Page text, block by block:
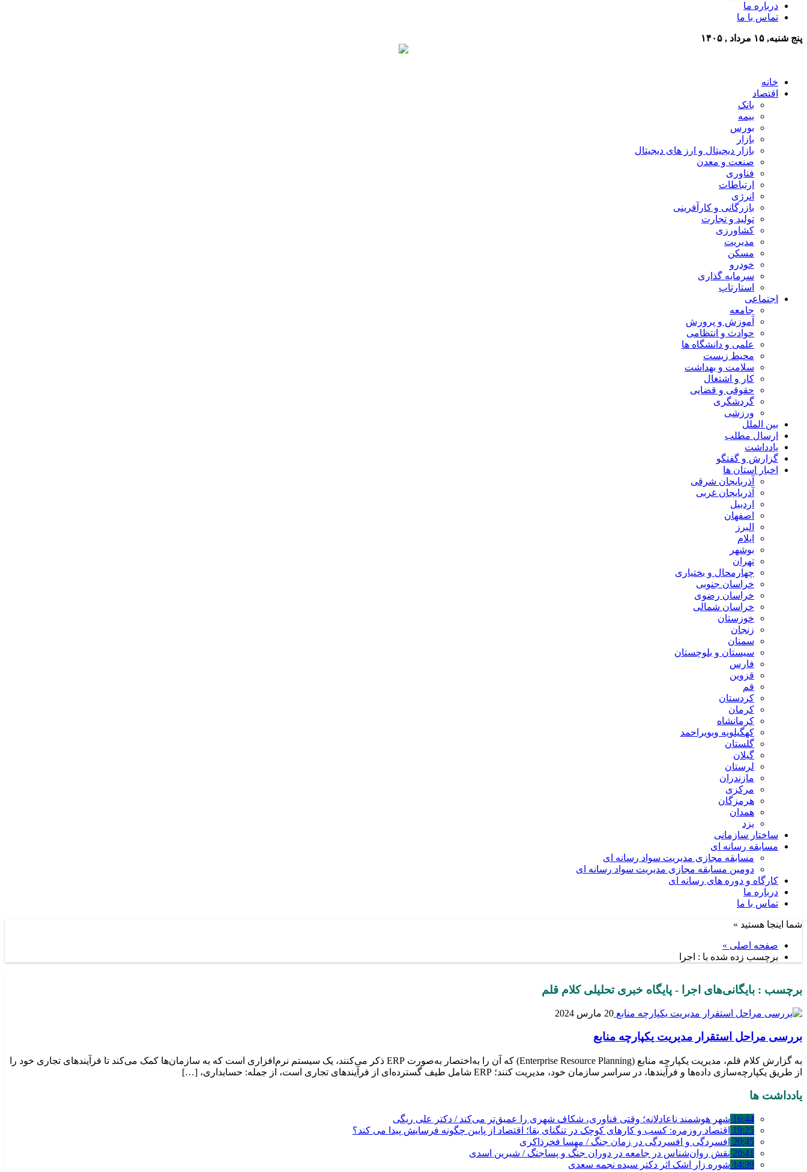
درباره ما
تماس با ما
پنج شنبه, ۱۵ مرداد , ۱۴۰۵
خانه
اقتصاد
بانک
بیمه
بورس
بازار
بازار دیجیتال و ارز های دیجیتال
صنعت و معدن
فناوری
ارتباطات
انرژی
بازرگانی و کارآفرینی
تولید و تجارت
کشاورزی
مدیریت
مسکن
خودرو
سرمایه گذاری
استارتاپ
اجتماعی
جامعه
آموزش و پرورش
حوادث و انتظامی
علمی و دانشگاه ها
محیط زیست
سلامت و بهداشت
کار و اشتغال
حقوقی و قضایی
گردشگری
ورزشی
بین الملل
ارسال مطلب
یادداشت
گزارش و گفتگو
اخبار استان ها
آذربایجان شرقی
آذربایجان غربی
اردبیل
اصفهان
البرز
ایلام
بوشهر
تهران
چهارمحال و بختیاری
خراسان جنوبی
خراسان رضوی
خراسان شمالی
خوزستان
زنجان
سمنان
سیستان و بلوچستان
فارس
قزوین
قم
کردستان
کرمان
کرمانشاه
کهگیلویه وبویراحمد
گلستان
گیلان
لرستان
مازندران
مرکزی
هرمزگان
همدان
یزد
ساختار سازمانی
مسابقه رسانه ای
مسابقه مجازی مدیریت سواد رسانه ای
دومین مسابقه مجازی مدیریت سواد رسانه ای
کارگاه و دوره های رسانه ای
درباره ما
تماس با ما
شما اینجا هستید »
صفحه اصلی »
برچسب زده شده با : اجرا
برچسب : بایگانی‌های اجرا - پایگاه خبری تحلیلی کلام قلم
20 مارس 2024
بررسی مراحل استقرار مدیریت یکپارچه منابع
به گزارش کلام قلم، مدیریت یکپارچه منابع (Enterprise Resource Planning) که آن را به‌اختصار به‌صورت ERP ذکر می‌کنند، یک سیستم نرم‌افزاری است که به سازمان‌ها کمک می‌کند تا فرآیندهای تجاری خود را
از طریق یکپارچه‌سازی داده‌ها و فرآیندها، در سراسر سازمان خود، مدیریت کنند؛ ERP شامل طیف گسترده‌ای از فرآیندهای تجاری است، از جمله: حسابداری، […]
یادداشت ها
16:44 شهر هوشمند ناعادلانه؛ وقتی فناوری، شکاف شهری را عمیق‌تر می‌کند / دکتر علی ریگی
19:25 اقتصاد روزمره: کسب‌ و کارهای کوچک در تنگنای بقا؛ اقتصاد از پایین چگونه فرسایش پیدا می کند؟
20:45 افسردگی و افسردگی در زمان جنگ / مهسا فخرذاکری
20:41 نقش روان‌شناس در جامعه در دوران جنگ و پساجنگ / شیرین اسدی
14:39 شوره زار اشک اثر دکتر سیده نجمه سعدی